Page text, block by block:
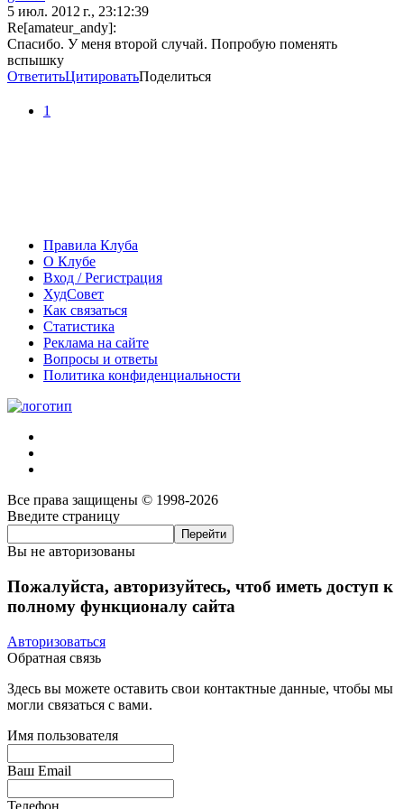
5 июл. 2012 г., 23:12:39
Re[amateur_andy]:
Спасибо. У меня второй случай. Попробую поменять
вспышку
ОтветитьЦитироватьПоделиться
1
Правила Клуба
О Клубе
Вход / Регистрация
ХудСовет
Как связаться
Статистика
Реклама на сайте
Вопросы и ответы
Политика конфиденциальности
Все права защищены © 1998-2026
Введите страницу
Вы не авторизованы
Пожалуйста, авторизуйтесь, чтоб иметь доступ к
полному функционалу сайта
Авторизоваться
Обратная связь
Здесь вы можете оставить свои контактные данные, чтобы мы
могли связаться с вами.
Имя пользователя
Ваш Email
Телефон